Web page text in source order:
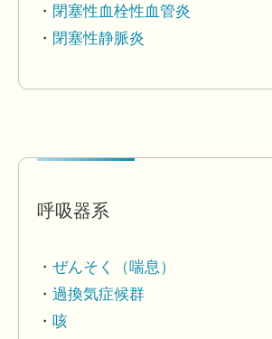
閉塞性血栓性血管炎
閉塞性静脈炎
呼吸器系
ぜんそく（喘息）
過換気症候群
咳